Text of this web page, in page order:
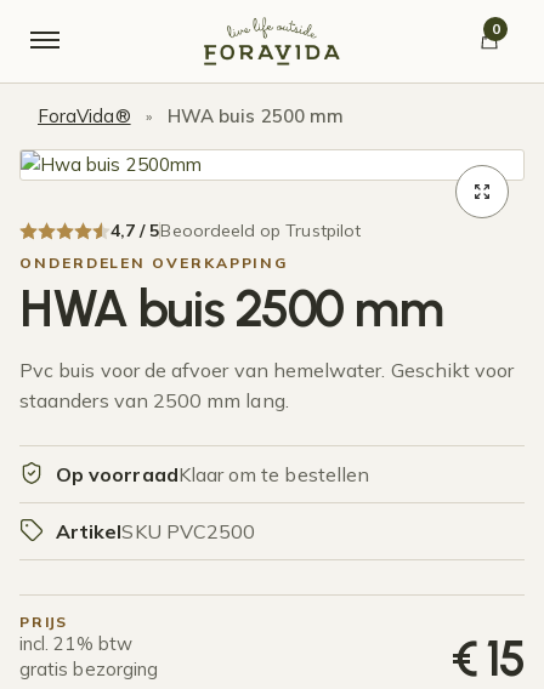
0
ForaVida® » HWA buis 2500 mm
4,7 / 5Beoordeeld op Trustpilot
ONDERDELEN OVERKAPPING
HWA buis 2500 mm
Pvc buis voor de afvoer van hemelwater. Geschikt voor
staanders van 2500 mm lang.
Op voorraadKlaar om te bestellen
ArtikelSKU PVC2500
PRIJS
incl. 21% btw
gratis bezorging
€15